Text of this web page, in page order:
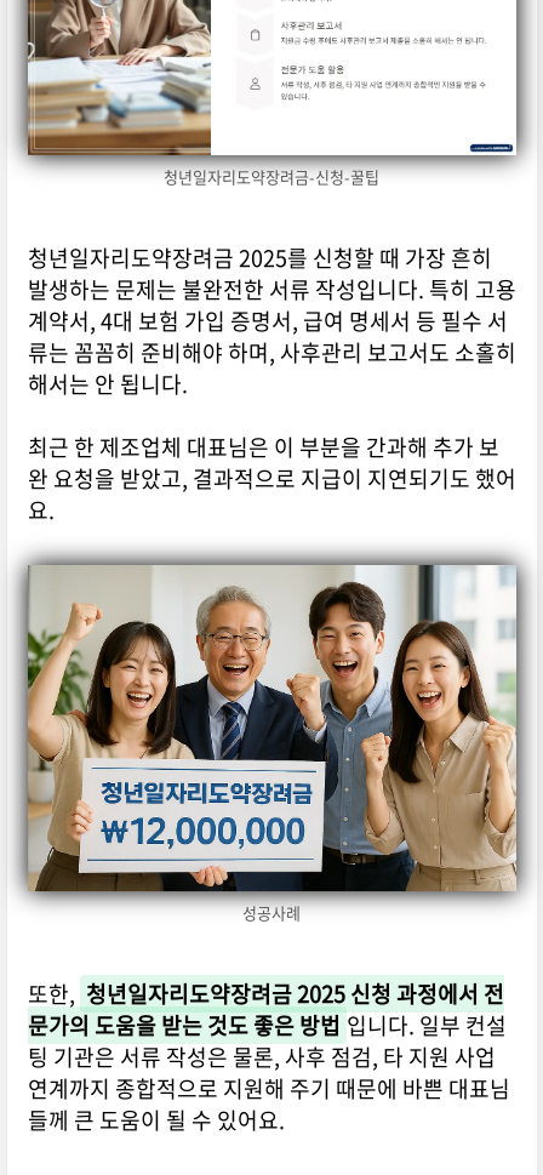
청년일자리도약장려금-신청-꿀팁
청년일자리도약장려금 2025를 신청할 때 가장 흔히
발생하는 문제는 불완전한 서류 작성입니다. 특히 고용
계약서, 4대 보험 가입 증명서, 급여 명세서 등 필수 서
류는 꼼꼼히 준비해야 하며, 사후관리 보고서도 소홀히
해서는 안 됩니다.
최근 한 제조업체 대표님은 이 부분을 간과해 추가 보
완 요청을 받았고, 결과적으로 지급이 지연되기도 했어
요.
성공사례
또한, 청년일자리도약장려금 2025 신청 과정에서 전
문가의 도움을 받는 것도 좋은 방법 입니다. 일부 컨설
팅 기관은 서류 작성은 물론, 사후 점검, 타 지원 사업
연계까지 종합적으로 지원해 주기 때문에 바쁜 대표님
들께 큰 도움이 될 수 있어요.